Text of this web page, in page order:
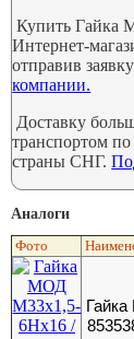
Купить Гайка
Интернет-
отправив
компании.
Доставку
транспортом
страны СНГ.
Аналоги
Фото